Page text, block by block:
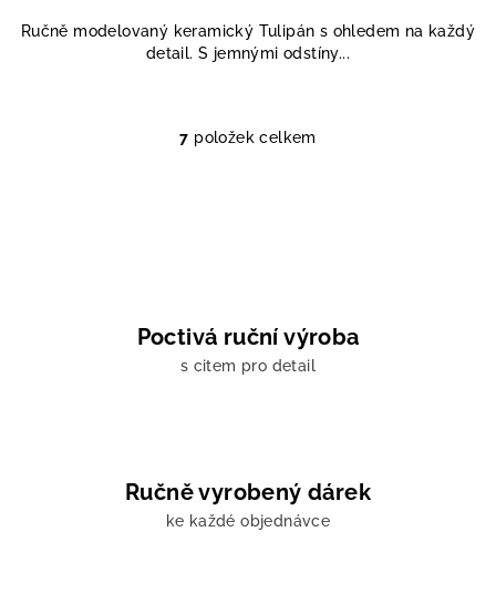
Ručně modelovaný keramický Tulipán s ohledem na každý
detail. S jemnými odstíny...
O
í
p
r
v
ý
p
7 položek celkem
Poctivá ruční výroba
s citem pro detail
Ručně vyrobený dárek
ke každé objednávce